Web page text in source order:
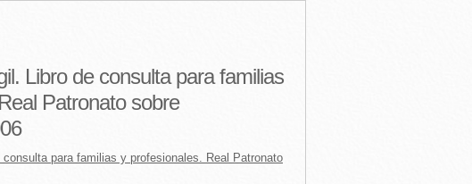
Libro de consulta para familias
Patronato sobre
para familias y profesionales. Real Patronato